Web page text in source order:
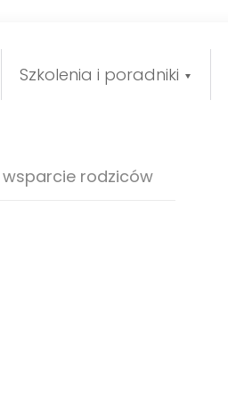
Szkolenia i poradniki
wsparcie rodziców